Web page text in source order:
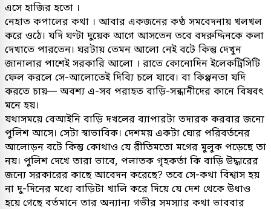
এসে হাজির হতো ।
নেহাত কপালের কথা । আবার একজনের কণ্ঠ সমবেদনায় খলখল
করে ওঠে। যদি ঘণ্টা দুয়েক আগে আসতেন তবে বদরুদ্দিনকে কলা
দেখাতে পারতেন। ঘরটায় তেমন আলো নেই বটে কিন্তু দেখুন
জানালার পাশেই সরকারি আলো । রাতে কোনোদিন ইলেকট্রিসিটি
ফেল করলে সে-আলোতেই দিব্যি চলে যাবে। বা কিপ্পনতা যদি
করতে চায়— অবশ্য এ-সব পরাহত বাড়ি-সন্ধানীদের কানে বিষবৎ
মনে হয়।
যথাসময়ে বেআইনি বাড়ি দখলের ব্যাপারটা তদারক করবার জন্যে
পুলিশ আসে। সেটা স্বাভাবিক। দেশময় একটা ঘোর পরিবর্তনের
আলোড়ন বটে কিন্তু কোথাও যে রীতিমতো মগের মুলুক পড়েছে তা
নয়। পুলিশ দেখে তারা ভাবে, পলাতক গৃহকর্তা কি বাড়ি উদ্ধারের
জন্যে সরকারের কাছে আবেদন করেছে? তবে সে-কথা বিশ্বাস হয়
না দু-দিনের মধ্যে বাড়িটা খালি করে দিয়ে যে দেশ থেকে উধাও
হয়ে গেছে বর্তমানে তার অন্যান্য গভীর সমস্যার কথা ভাববার